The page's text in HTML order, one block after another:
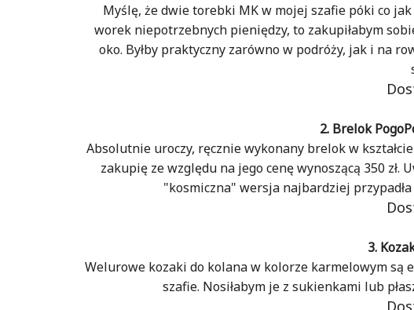
Myślę, że dwie torebki MK w mojej szafie póki co
worek niepotrzebnych pieniędzy, to zakupiłabym
oko. Byłby praktyczny zarówno w podróży, jak i na
2. Brelok
Absolutnie uroczy, ręcznie wykonany brelok w
zakupię ze względu na jego cenę wynoszącą 350
"kosmiczna" wersja najbardziej
3.
Welurowe kozaki do kolana w kolorze karmelowym
szafie. Nosiłabym je z sukienkami lub